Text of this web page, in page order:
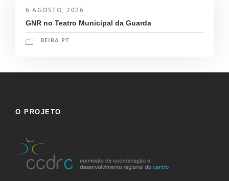
6 AGOSTO, 2026
GNR no Teatro Municipal da Guarda
BEIRA.PT
O PROJETO